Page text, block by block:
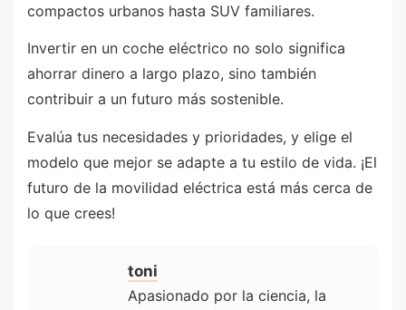
compactos urbanos hasta SUV familiares.
Invertir en un coche eléctrico no solo significa
ahorrar dinero a largo plazo, sino también
contribuir a un futuro más sostenible.
Evalúa tus necesidades y prioridades, y elige el
modelo que mejor se adapte a tu estilo de vida. ¡El
futuro de la movilidad eléctrica está más cerca de
lo que crees!
toni
Apasionado por la ciencia, la